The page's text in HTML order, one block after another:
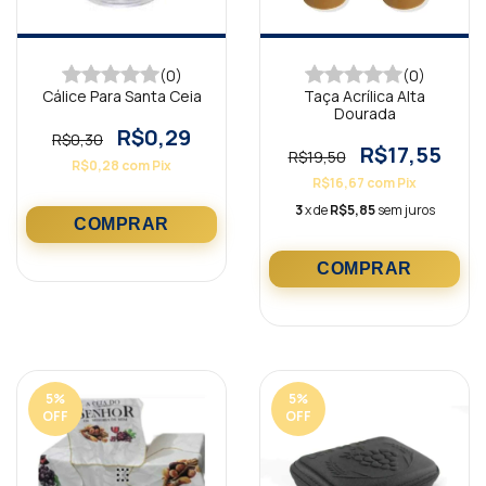
(0)
Cálice Para Santa Ceia
R$0,30 R$0,29
R$0,28 comPix
(0)
Taça Acrílica Alta
Dourada
R$19,50 R$17,55
R$16,67 comPix
3x deR$5,85 sem juros
5%
OFF
5%
OFF